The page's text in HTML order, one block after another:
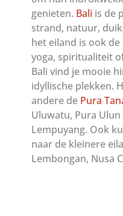
genieten. Bali is de
strand, natuur,
het eiland is ook
yoga, spiritualiteit
Bali vind je mooie
idyllische plekken.
andere de Pura
Uluwatu, Pura
Lempuyang. Ook
naar de kleinere
Lembongan, Nusa